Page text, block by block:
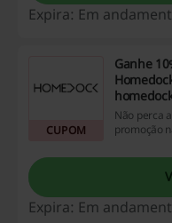
Expira: Em
CUPOM
Ganhe
Não perca
promoção
cupom.
de
de compra
promoções
economizar
Expira: Em